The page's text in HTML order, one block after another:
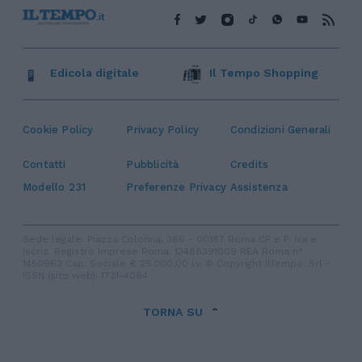
Cookie Policy Privacy Policy Condizioni Generali
Contatti Pubblicità
Credits
Modello 231
Preferenze Privacy Assistenza
Edicola digitale Il Tempo Shopping
TORNA SU